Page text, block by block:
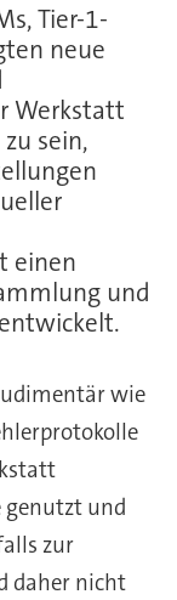
Tier-1-
neue
Werkstatt
sein,
einen
und
wie
genutzt und
zur
daher nicht